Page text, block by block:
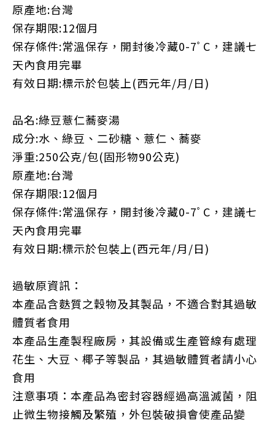
原產地:台灣
保存期限:12個月
保存條件:常溫保存，開封後冷藏0-7ﾟ C ，建議七
天內食用完畢
有效日期:標示於包裝上(西元年/月/日)
品名:綠豆薏仁蕎麥湯
成分:水、綠豆、二砂糖、薏仁、蕎麥
淨重:250公克/包(固形物90公克)
原產地:台灣
保存期限:12個月
保存條件:常溫保存，開封後冷藏0-7ﾟ C ，建議七
天內食用完畢
有效日期:標示於包裝上(西元年/月/日)
過敏原資訊：
本產品含麩質之穀物及其製品，不適合對其過敏
體質者食用
本產品生產製程廠房，其設備或生產管線有處理
花生、大豆、椰子等製品，其過敏體質者請小心
食用
注意事項：本產品為密封容器經過高溫滅菌，阻
止微生物接觸及繁殖，外包裝破損會使產品變